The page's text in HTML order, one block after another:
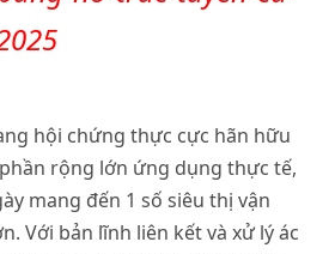
hội chứng thực cực hãn hữu
rộng lớn ứng dụng thực tế,
mang đến 1 số siêu thị vận
Với bản lĩnh liên kết và xử lý ác